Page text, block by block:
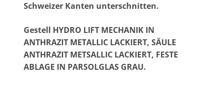
Schweizer Kanten unterschnitten.
Gestell HYDRO LIFT MECHANIK IN
ANTHRAZIT METALLIC LACKIERT, SÄULE
ANTHRAZIT METSALLIC LACKIERT, FESTE
ABLAGE IN PARSOLGLAS GRAU.